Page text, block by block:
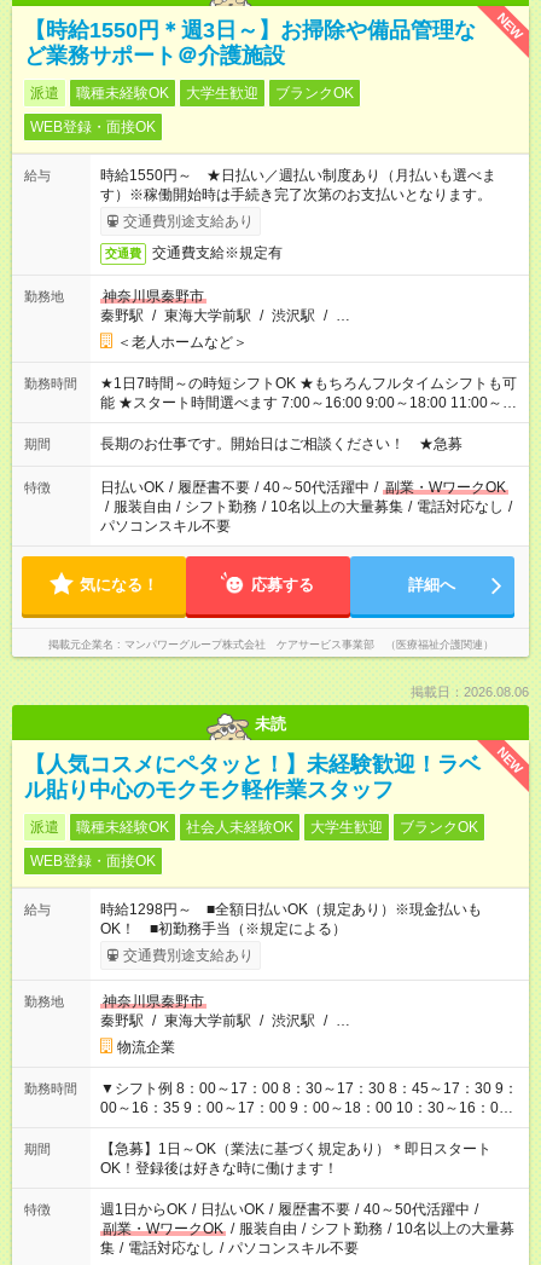
NEW
【時給1550円＊週3日～】お掃除や備品管理な
ど業務サポート＠介護施設
派遣 職種未経験OK 大学生歓迎
ブランクOK
WEB登録・面接OK
給与
時給1550円～ ★日払い／週払い制度あり（月払いも選べま
す）※稼働開始時は手続き完了次第のお支払いとなります。
交通費別途支給あり
交通費 交通費支給※規定有
勤務地
神奈川県秦野市
秦野駅 / 東海大学前駅 / 渋沢駅 / …
＜老人ホームなど＞
勤務時間
★1日7時間～の時短シフトOK ★もちろんフルタイムシフトも可
能 ★スタート時間選べます 7:00～16:00 9:00～18:00 11:00～
20:00 など 残業なし！ ※Wワークの場合、他のお仕事と合わせ
週40時間超の就業はご案内できません ※法令に基づき、週20時
（日雇い派遣の原則禁止）により、短時間・短期間の就業はご
案内が難しい場合があります
期間 長期のお仕事です。開始日はご相談ください！ ★急募
特徴 日払いOK / 履歴書不要 / 40～50代活躍中 / 副業・WワークOK
/ 服装自由 / シフト勤務 / 10名以上の大量募集 / 電話対応なし /
パソコンスキル不要
気になる！ 応募する 詳細へ
掲載元企業名 マンパワーグループ株式会社 ケアサービス事業部 （医療福祉介護関連）
掲載日：2026.08.06
未読
NEW
【人気コスメにペタッと！】未経験歓迎！ラベ
ル貼り中心のモクモク軽作業スタッフ
派遣 職種未経験OK 社会人未経験OK 大学生歓迎
ブランクOK
WEB登録・面接OK
給与
時給1298円～ ■全額日払いOK（規定あり）※現金払いも
OK！ ■初勤務手当（※規定による）
交通費別途支給あり
勤務地
神奈川県秦野市
秦野駅 / 東海大学前駅 / 渋沢駅 / …
物流企業
勤務時間
▼シフト例 8：00～17：00 8：30～17：30 8：45～17：30 9：
00～16：35 9：00～17：00 9：00～18：00 10：30～16：00
10：30～18：00 11：00～20：00 13：00～20：00 20：00～
29：00 上記以外にもシフトパターンあり！ ご都合に合わせてお
仕事可能です！
期間
【急募】1日～OK（業法に基づく規定あり）＊即日スタート
OK！登録後は好きな時に働けます！
特徴 週1日からOK / 日払いOK / 履歴書不要 / 40～50代活躍中 /
副業・WワークOK / 服装自由 / シフト勤務 / 10名以上の大量募
集 / 電話対応なし / パソコンスキル不要